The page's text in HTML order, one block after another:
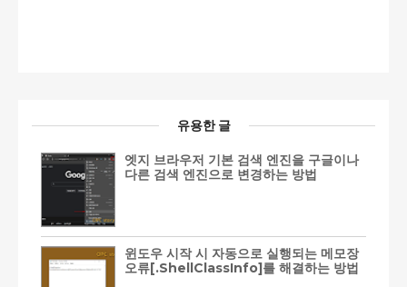
유용한 글
엣지 브라우저 기본 검색 엔진을 구글이나
다른 검색 엔진으로 변경하는 방법
윈도우 시작 시 자동으로 실행되는 메모장
오류[.ShellClassInfo]를 해결하는 방법